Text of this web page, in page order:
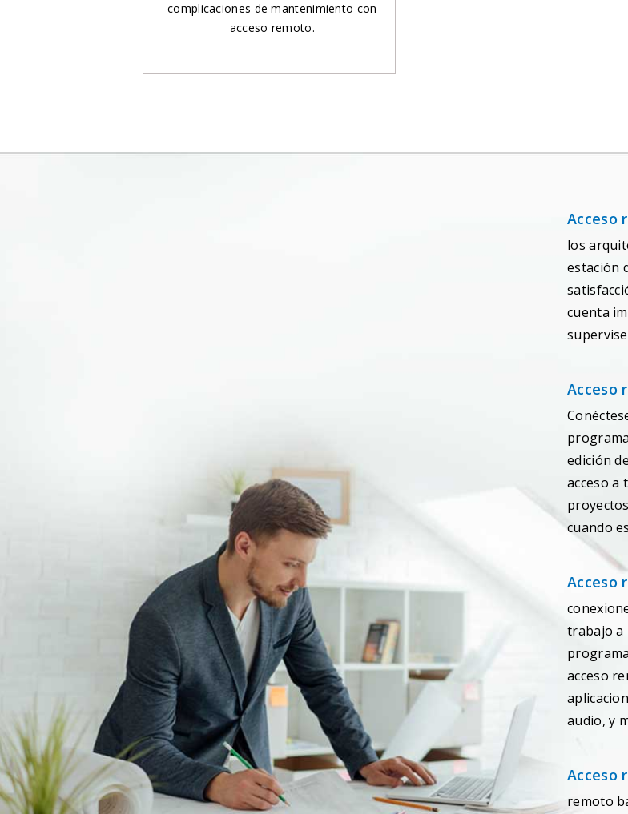
complicaciones de mantenimiento con
acceso remoto.
Acceso
los
estación
cuenta
Acceso
edición
acceso a
cuando
Acceso
trabajo a
acceso
audio, y
Acceso
remoto